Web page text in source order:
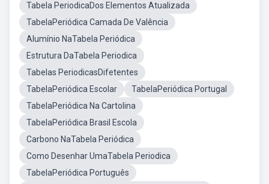
Tabela PeriodicaDos Elementos Atualizada
TabelaPeriódica Camada De Valência
Alumínio NaTabela Periódica
Estrutura DaTabela Periodica
Tabelas PeriodicasDifetentes
TabelaPeriódica Escolar
TabelaPeriódica Portugal
TabelaPeriódica Na Cartolina
TabelaPeriódica Brasil Escola
Carbono NaTabela Periódica
Como Desenhar UmaTabela Periodica
TabelaPeriódica Português